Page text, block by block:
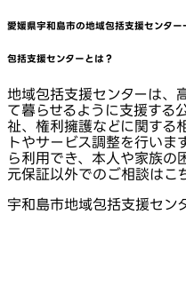
愛媛県宇和島市の地域包括支援センター
包括支援センターとは？
地域包括支援センターは、
て暮らせるように支援する
祉、権利擁護などに関する
トやサービス調整を行いま
ら利用でき、本人や家族の
元保証以外でのご相談はこ
宇和島市地域包括支援セン